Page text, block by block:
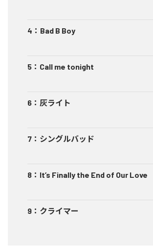
4 ： Bad B Boy
5 ： Call me tonight
6 ： 灰ライト
7 ： シングルバッド
8 ： It’s Finally the End of Our Love
9 ： クライマー